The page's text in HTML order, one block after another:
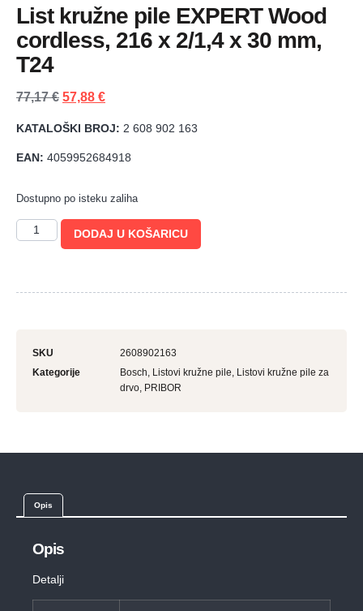
List kružne pile EXPERT Wood
cordless, 216 x 2/1,4 x 30 mm,
T24
77,17€ 57,88 €
KATALOŠKI BROJ: 2 608 902 163
EAN: 4059952684918
Dostupno po isteku zaliha
DODAJ U KOŠARICU
SKU
2608902163
Kategorije
Bosch Listovi kružne pile Listovi kružne pile za
drvo PRIBOR
Opis
Opis
Detalji